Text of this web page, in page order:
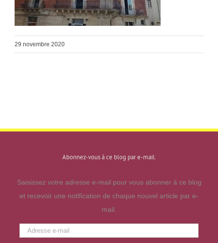
29 novembre 2020
Abonnez-vous à ce blog par e-mail.
Saisissez votre adresse e-mail pour vous abonner à ce blog
et recevoir une notification de chaque nouvel article par e-
mail.
Adresse